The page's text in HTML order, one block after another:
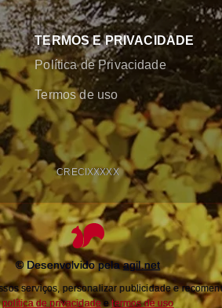
TERMOS E PRIVACIDADE
Política de Privacidade
Termos de uso
CRECI XXXXX
© Desenvolvido pelaagil.net
serviços, personalizar publicidade e
política de privacidadeetermos de uso